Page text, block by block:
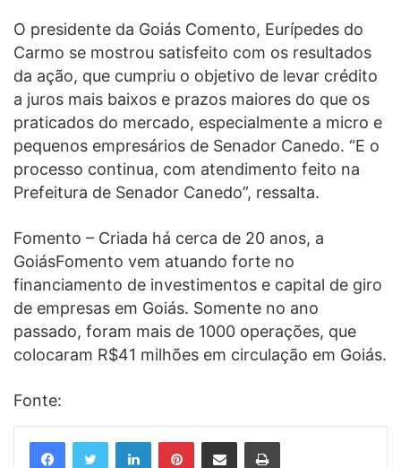
O presidente da Goiás Comento, Eurípedes do
Carmo se mostrou satisfeito com os resultados
da ação, que cumpriu o objetivo de levar crédito
a juros mais baixos e prazos maiores do que os
praticados do mercado, especialmente a micro e
pequenos empresários de Senador Canedo. “E o
processo continua, com atendimento feito na
Prefeitura de Senador Canedo”, ressalta.
Fomento – Criada há cerca de 20 anos, a
GoiásFomento vem atuando forte no
financiamento de investimentos e capital de giro
de empresas em Goiás. Somente no ano
passado, foram mais de 1000 operações, que
colocaram R$41 milhões em circulação em Goiás.
Fonte:
LinkedinPinterestCompartilhar via e-mail Imprimir